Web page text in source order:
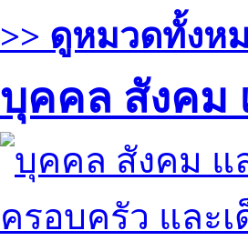
>> ดูหมวดทั้งห
บุคคล สังคม
ครอบครัว และเ